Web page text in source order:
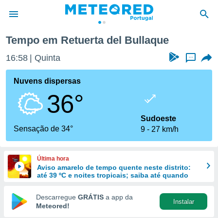
da
foi
fornecidas
a este
das
e
forma
digital
Tempo em Retuerta del Bullaque
16:58 Quinta ...
Nuvens dispersas
36°
Sensação de 34°
Sudoeste
9
27 km/h
Última hora
Aviso amarelo de tempo quente neste distrito:
até 39 ºC e noites tropicais; saiba até quando
Descarregue GRÁTIS a app da
Meteored!
Instalar